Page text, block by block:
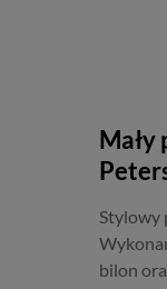
Mały
Stylowy
bilon